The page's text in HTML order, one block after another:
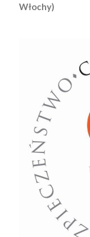
Włochy)